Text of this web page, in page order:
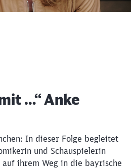
…“ Anke
In dieser Folge begleitet
und Schauspielerin
auf ihrem Weg in die bayrische